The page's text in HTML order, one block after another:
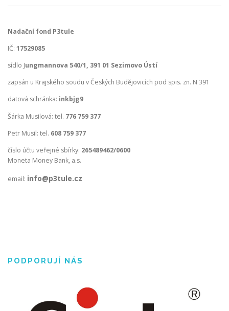
Nadační fond P3tule
IČ: 17529085
sídlo Jungmannova 540/1, 391 01 Sezimovo Ústí
zapsán u Krajského soudu v Českých Budějovicích pod spis. zn. N 391
datová schránka: inkbjg9
Šárka Musilová: tel. 776 759 377
Petr Musil: tel. 608 759 377
číslo účtu veřejné sbírky: 265489462/0600
Moneta Money Bank, a.s.
email: info@p3tule.cz
PODPORUJÍ NÁS